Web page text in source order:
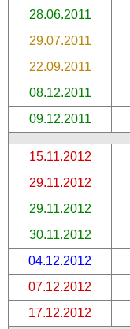
28.06.2011
29.07.2011
22.09.2011
08.12.2011
09.12.2011
15.11.2012
29.11.2012
29.11.2012
30.11.2012
04.12.2012
07.12.2012
17.12.2012